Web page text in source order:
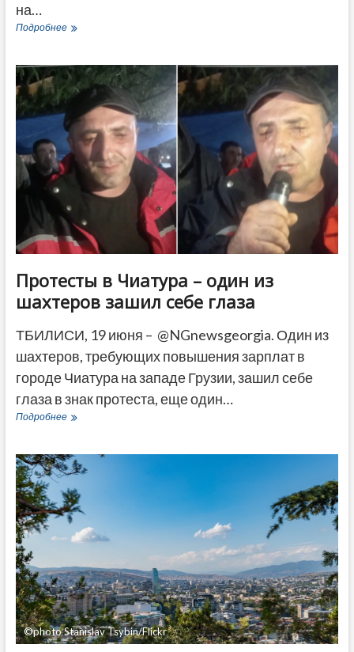
на…
ПодробнееВ
начинают
обсуждать
запрет
суррогатное
материнство
для
иностранцев
Протесты в Чиатура – один из
шахтеров зашил себе глаза
ТБИЛИСИ, 19 июня – @NGnewsgeorgia. Один из
шахтеров, требующих повышения зарплат в
городе Чиатура на западе Грузии, зашил себе
глаза в знак протеста, еще один…
ПодробнееПротесты
–
один
из
шахтеров
зашил
себе
глаза
©photo Stanislav Tsybin/Flickr